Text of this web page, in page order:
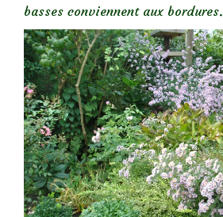
basses conviennent aux bordures.